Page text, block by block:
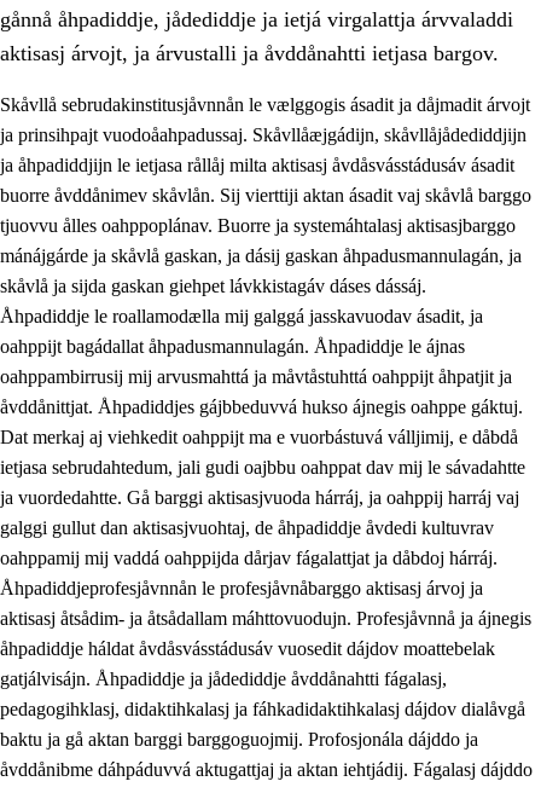
3. Prinsihpa skåvlå dåjmajda
3.1 Sebrudahtte oahppambirás
3.2 Åhpadibme ja hiebadum åhpadus
3.3 Aktisasjbarggo sijda ja skåvlå gaskan
3.4 Åhpadus åhpadusvidnudagán ja barggoiellemin
3.5 Profesjåvnåaktisasjvuohta ja skåvllååvddånibme
gånnå åhpadiddje, jådediddje ja ietjá virgalattja árvvaladdi
aktisasj árvojt, ja árvustalli ja åvddånahtti ietjasa bargov.
Skåvllå sebrudakinstitusjåvnnån le vælggogis ásadit ja dåjmadit árvojt
ja prinsihpajt vuodoåahpadussaj. Skåvllåæjgádijn, skåvllåjådediddjijn
ja åhpadiddjijn le ietjasa rållåj milta aktisasj åvdåsvásstádusáv ásadit
buorre åvddånimev skåvlån. Sij vierttiji aktan ásadit vaj skåvlå barggo
tjuovvu ålles oahppoplánav. Buorre ja systemáhtalasj aktisasjbarggo
mánájgárde ja skåvlå gaskan, ja dásij gaskan åhpadusmannulagán, ja
skåvlå ja sijda gaskan giehpet lávkkistagáv dáses dássáj.
Åhpadiddje le roallamodælla mij galggá jasskavuodav ásadit, ja
oahppijt bagádallat åhpadusmannulagán. Åhpadiddje le ájnas
oahppambirrusij mij arvusmahttá ja måvtåstuhttá oahppijt åhpatjit ja
åvddånittjat. Åhpadiddjes gájbbeduvvá hukso ájnegis oahppe gáktuj.
Dat merkaj aj viehkedit oahppijt ma e vuorbástuvá válljimij, e dåbdå
ietjasa sebrudahtedum, jali gudi oajbbu oahppat dav mij le sávadahtte
ja vuordedahtte. Gå barggi aktisasjvuoda hárráj, ja oahppij harráj vaj
galggi gullut dan aktisasjvuohtaj, de åhpadiddje åvdedi kultuvrav
oahppamij mij vaddá oahppijda dårjav fágalattjat ja dåbdoj hárráj.
Åhpadiddjeprofesjåvnnån le profesjåvnåbarggo aktisasj árvoj ja
aktisasj åtsådim- ja åtsådallam máhttovuodujn. Profesjåvnnå ja ájnegis
åhpadiddje háldat åvdåsvásstádusáv vuosedit dájdov moattebelak
gatjálvisájn. Åhpadiddje ja jådediddje åvddånahtti fágalasj,
pedagogihklasj, didaktihkalasj ja fáhkadidaktihkalasj dájdov dialåvgå
baktu ja gå aktan barggi barggoguojmij. Profosjonála dájddo ja
åvddånibme dáhpáduvvá aktugattjaj ja aktan iehtjádij. Fágalasj dájddo